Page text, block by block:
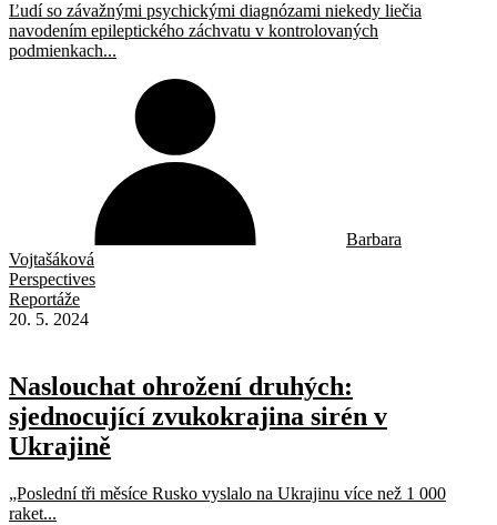
Ľudí so závažnými psychickými diagnózami niekedy liečia
navodením epileptického záchvatu v kontrolovaných
podmienkach...
Barbara
Vojtašáková
Perspectives
Reportáže
20. 5. 2024
Naslouchat ohrožení druhých:
sjednocující zvukokrajina sirén v
Ukrajině
„Poslední tři měsíce Rusko vyslalo na Ukrajinu více než 1 000
raket...